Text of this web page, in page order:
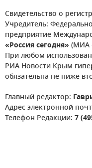
Свидетельство о
Учредитель:
предприятие
«Россия сегодня» (МИА
При любом
РИА Новости Крым
обязательна не ниже
Главный редактор:
Адрес электронной
Телефон Редакции: 7